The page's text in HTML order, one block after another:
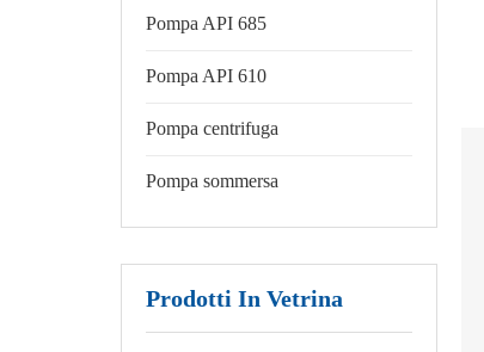
Pompa API 685
Pompa API 610
Pompa centrifuga
Pompa sommersa
Prodotti In Vetrina